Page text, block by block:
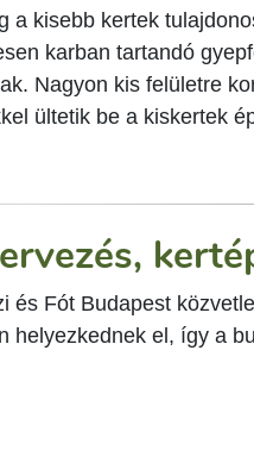
a kisebb kertek
karban tartandó
Nagyon kis felületre
ültetik be a kiskertek
és Fót Budapest
helyezkednek el, így a